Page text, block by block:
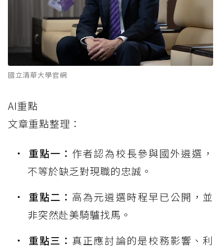
國立清華大學官網
AI重點
文章重點整理：
重點一： 作者認為校長參與國外遴選，
不等於缺乏對現職的忠誠。
重點二： 高為元遴選時程早已公開，並
非突然赴美騎驢找馬。
重點三： 真正應討論的是校務影響、利